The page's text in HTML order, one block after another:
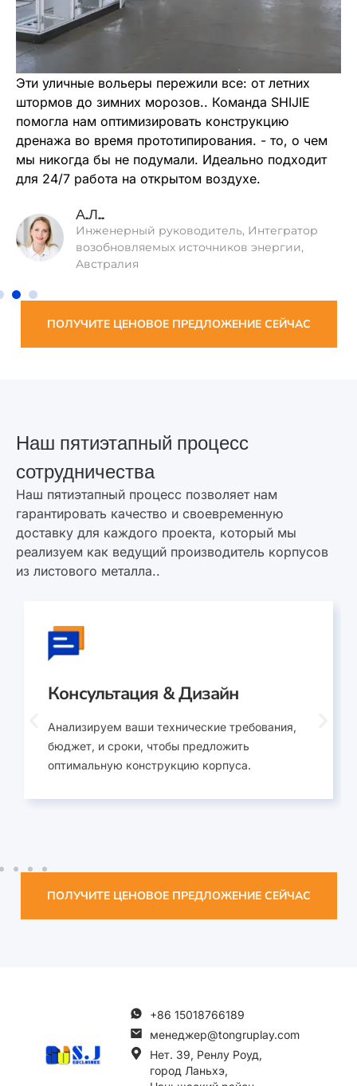
Эти уличные вольеры пережили все: от летних
штормов до зимних морозов.. Команда SHIJIE
помогла нам оптимизировать конструкцию
дренажа во время прототипирования. - то, о чем
мы никогда бы не подумали. Идеально подходит
для 24/7 работа на открытом воздухе.
А.Л..
Инженерный руководитель, Интегратор
возобновляемых источников энергии,
Австралия
ПОЛУЧИТЕ ЦЕНОВОЕ ПРЕДЛОЖЕНИЕ СЕЙЧАС
Наш пятиэтапный процесс
сотрудничества
Наш пятиэтапный процесс позволяет нам
гарантировать качество и своевременную
доставку для каждого проекта, который мы
реализуем как ведущий производитель корпусов
из листового металла..
Консультация & Дизайн
Анализируем ваши технические требования,
бюджет, и сроки, чтобы предложить
оптимальную конструкцию корпуса.
ПОЛУЧИТЕ ЦЕНОВОЕ ПРЕДЛОЖЕНИЕ СЕЙЧАС
+86 15018766189
менеджер@tongruplay.com
Нет. 39, Ренлу Роуд,
город Ланьхэ,